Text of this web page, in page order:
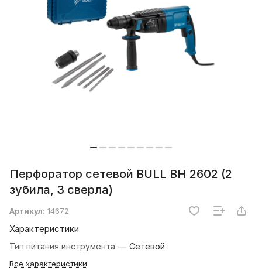
Перфоратор сетевой BULL BH 2602 (2
зубила, 3 сверла)
Артикул: 14672
Характеристики
Тип питания инструмента — Сетевой
Все характеристики